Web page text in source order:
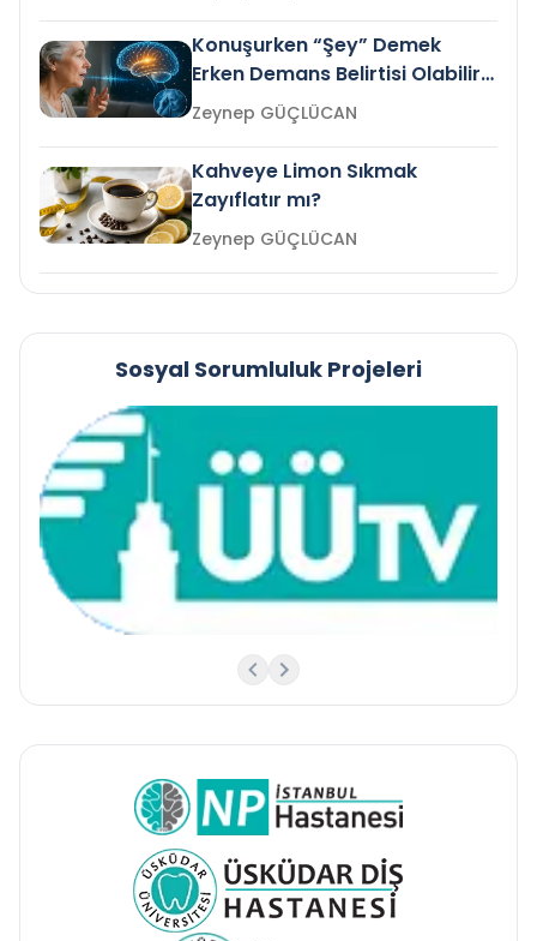
Konuşurken “Şey” Demek
Erken Demans Belirtisi Olabilir
mi?
Zeynep GÜÇLÜCAN
Kahveye Limon Sıkmak
Zayıflatır mı?
Zeynep GÜÇLÜCAN
Sosyal Sorumluluk Projeleri